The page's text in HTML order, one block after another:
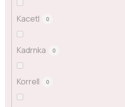
Kacetl 0
Kadrnka 0
Korrell 0